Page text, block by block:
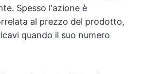
Spesso l'azione è
al prezzo del prodotto,
quando il suo numero